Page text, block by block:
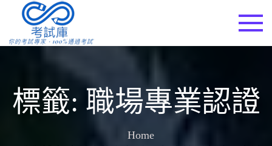
content
標籤: 職場專業認證
Home